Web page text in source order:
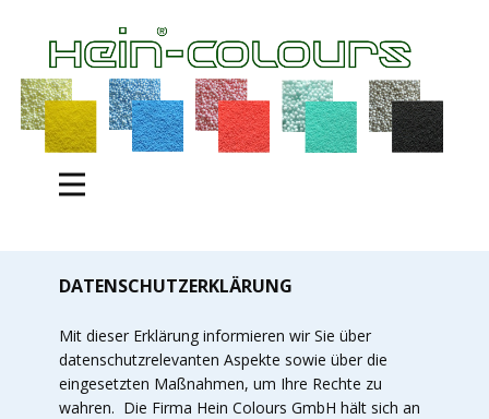
DATENSCHUTZERKLÄRUNG
Mit dieser Erklärung informieren wir Sie über
datenschutzrelevanten Aspekte sowie über die
eingesetzten Maßnahmen, um Ihre Rechte zu
wahren. Die Firma Hein Colours GmbH hält sich an